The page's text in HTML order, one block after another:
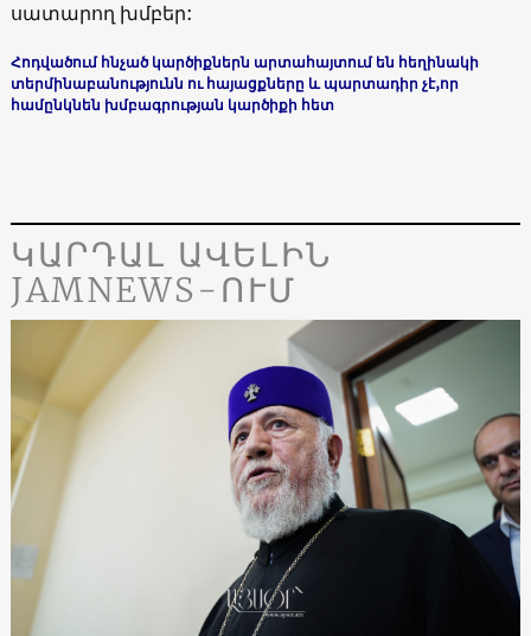
սատարող խմբեր:
Հոդվածում հնչած կարծիքներն արտահայտում են հեղինակի
տերմինաբանությունն ու հայացքները և պարտադիր չէ,որ
համընկնեն խմբագրության կարծիքի հետ
ԿԱՐԴԱԼ ԱՎԵԼԻՆ
JAMNEWS-ՈՒՄ